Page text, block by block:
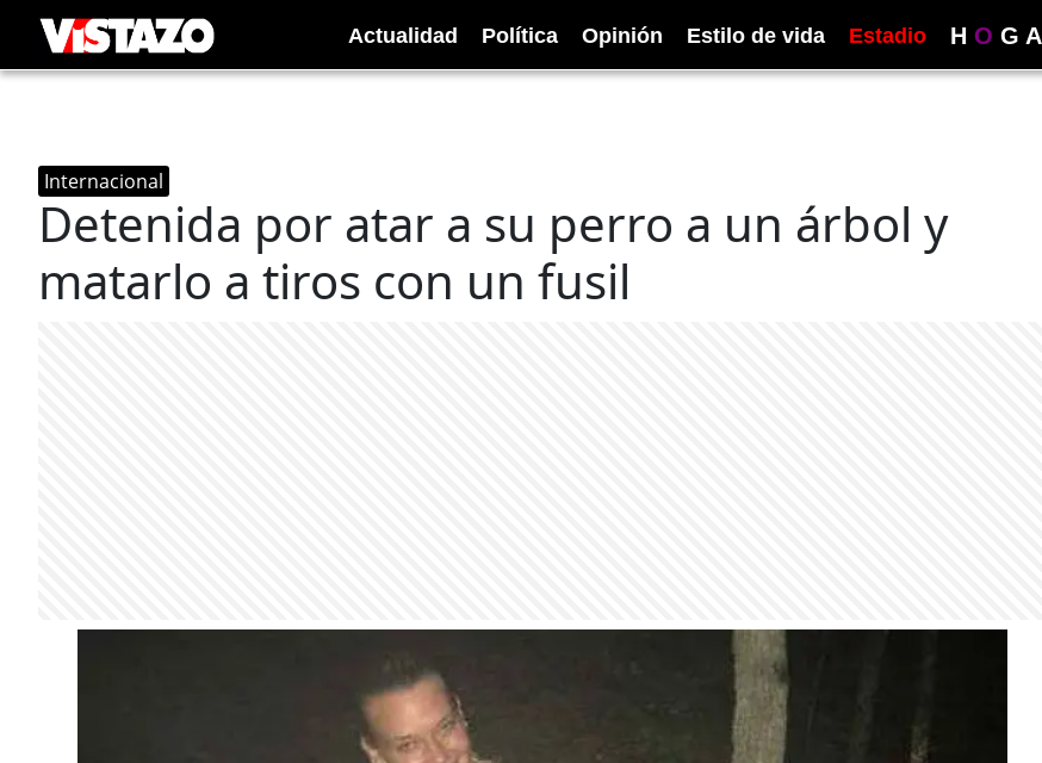
Actualidad Política Opinión Estilo de vida Estadio H O G A
Internacional
Detenida por atar a su perro a un árbol y
matarlo a tiros con un fusil